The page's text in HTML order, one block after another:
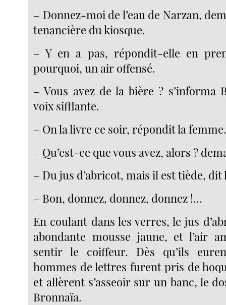
– Donnez-moi de l’eau de Narzan,
tenancière du kiosque.
– Y en a pas, répondit-elle en
pourquoi, un air offensé.
– Vous avez de la bière ? s’informa
voix sifflante.
– On la livre ce soir, répondit la
– Qu’est-ce que vous avez, alors ?
– Du jus d’abricot, mais il est tiède, dit
– Bon, donnez, donnez, donnez !…
En coulant dans les verres, le jus
abondante mousse jaune, et l’air
sentir le coiffeur. Dès qu’ils
hommes de lettres furent pris de
et allèrent s’asseoir sur un banc, le
Bronnaïa.